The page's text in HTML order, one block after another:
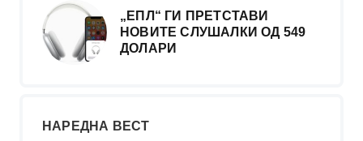
„ЕПЛ“ ГИ ПРЕТСТАВИ
НОВИТЕ СЛУШАЛКИ ОД 549
ДОЛАРИ
НАРЕДНА ВЕСТ